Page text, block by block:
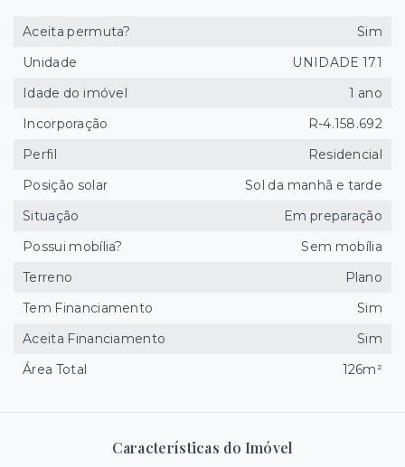
Características do Imóvel
Aceita permuta?
Sim
Unidade
UNIDADE 171
Idade do imóvel
1 ano
Incorporação
R-4.158.692
Perfil
Residencial
Posição solar
Sol da manhã e tarde
Situação
Em preparação
Possui mobília?
Sem mobília
Terreno
Plano
Tem Financiamento
Sim
Aceita Financiamento
Sim
Área Total
126m²